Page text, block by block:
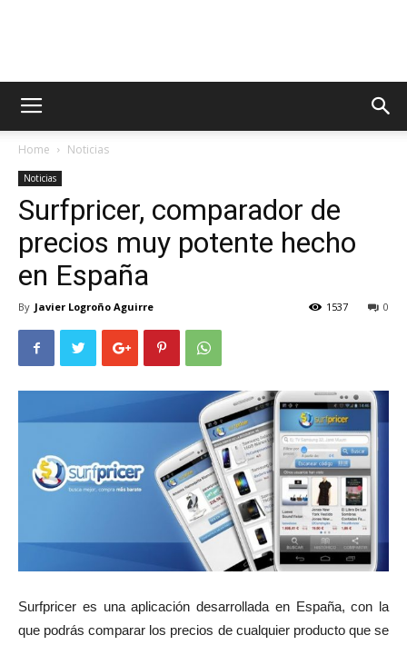
AppsTonic
Home Noticias
Noticias
Surfpricer, comparador de
precios muy potente hecho
en España
By Javier Logroño Aguirre 0
1537
Surfpricer es una aplicación desarrollada en España, con la
que podrás comparar los precios de cualquier producto que se